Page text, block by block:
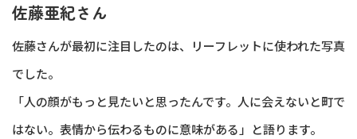
佐藤亜紀さん
佐藤さんが最初に注目したのは、リーフレットに使われた写真
でした。
「人の顔がもっと見たいと思ったんです。人に会えないと町で
はない。表情から伝わるものに意味がある」と語ります。